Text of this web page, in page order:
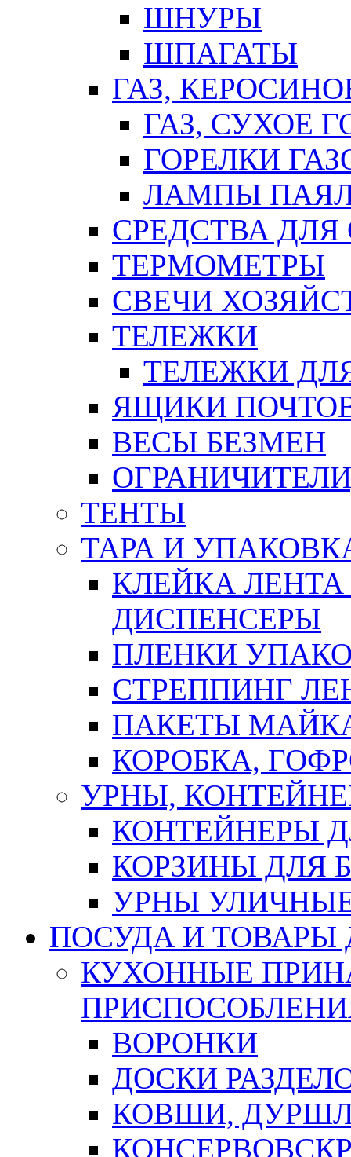
ШНУРЫ
ШПАГАТЫ
ГАЗ,
ГАЗ, СУХОЕ
ГОРЕЛКИ
ЛАМПЫ
СРЕДСТВА
ТЕРМОМЕТРЫ
СВЕЧИ
ТЕЛЕЖКИ
ТЕЛЕЖКИ
ЯЩИКИ
ВЕСЫ БЕЗМЕН
ТЕНТЫ
ТАРА И
КЛЕЙКА
ДИСПЕНСЕРЫ
ПЛЕНКИ
СТРЕППИНГ
ПАКЕТЫ
КОРОБКА,
УРНЫ,
КОНТЕЙНЕРЫ
КОРЗИНЫ ДЛЯ
УРНЫ
ПОСУДА И ТОВАРЫ
КУХОННЫЕ
ВОРОНКИ
ДОСКИ
КОВШИ,